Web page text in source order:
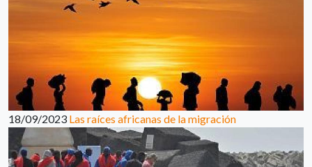
18/09/2023 Las raíces africanas de la migración